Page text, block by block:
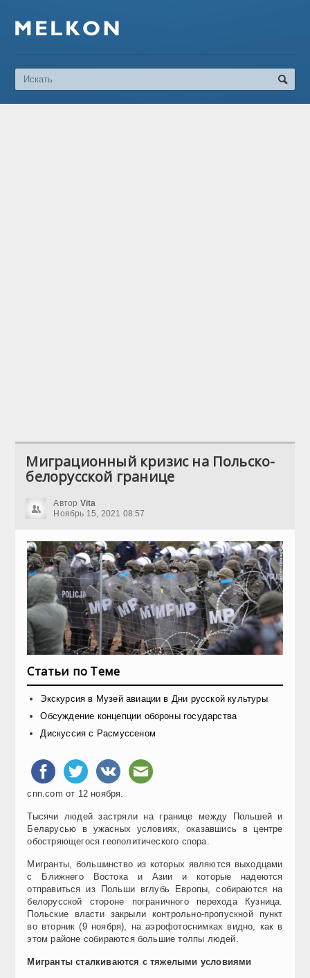
Миграционный кризис на Польско-
белорусской границе
Автор Vita
Ноябрь 15, 2021 08:57
Статьи по Теме
Экскурсия в Музей авиации в Дни русской культуры
Обсуждение концепции обороны государства
Дискуссия с Расмуссеном
cnn.com от 12 ноября.
Тысячи людей застряли на границе между Польшей и
Беларусью в ужасных условиях, оказавшись в центре
обостряющегося геополитического спора.
Мигранты, большинство из которых являются выходцами
с Ближнего Востока и Азии и которые надеются
отправиться из Польши вглубь Европы, собираются на
белорусской стороне пограничного перехода Кузница.
Польские власти закрыли контрольно-пропускной пункт
во вторник (9 ноября), на аэрофотоснимках видно, как в
этом районе собираются большие толпы людей.
Мигранты сталкиваются с тяжелыми условиями